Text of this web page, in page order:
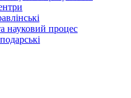
науковий процес